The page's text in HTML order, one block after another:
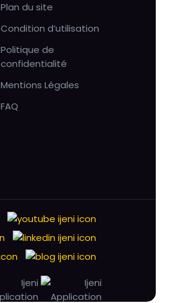
Plan du site
Condition d’utilisation
Politique de
confidentialité
Mentions Légales
FAQ